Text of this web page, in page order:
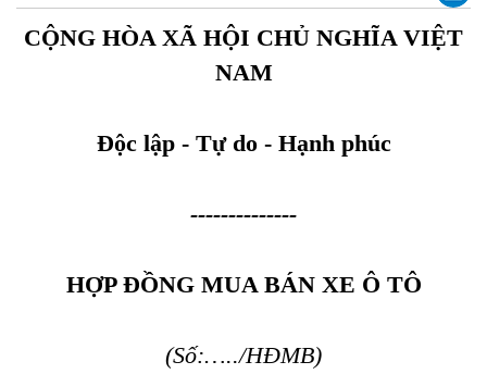
CỘNG HÒA XÃ HỘI CHỦ NGHĨA VIỆT
NAM
Độc lập - Tự do - Hạnh phúc
--------------
HỢP ĐỒNG MUA BÁN XE Ô TÔ
(Số:…../HĐMB)